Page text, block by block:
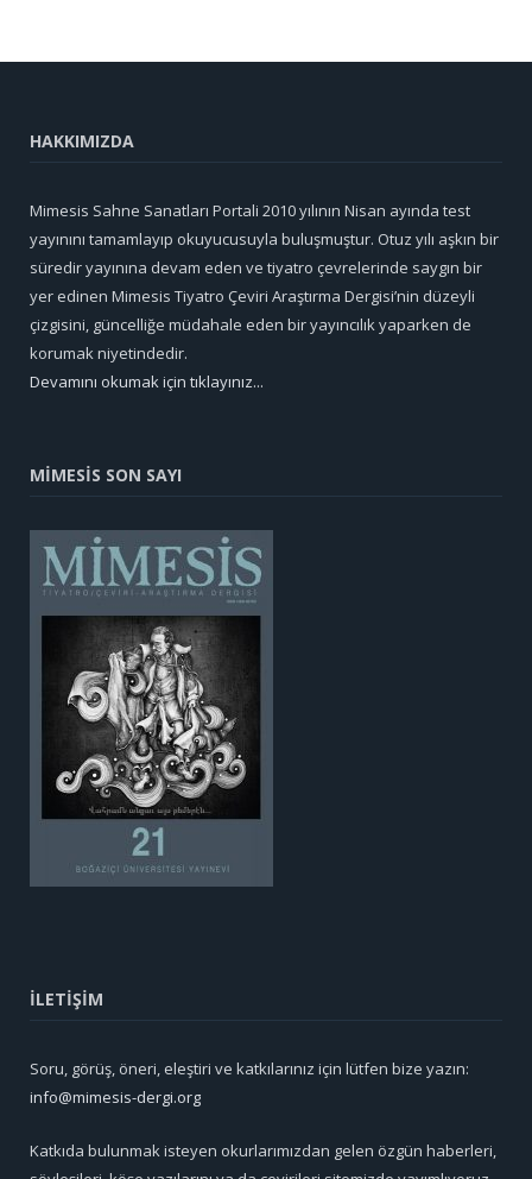
HAKKIMIZDA
Mimesis Sahne Sanatları Portali 2010 yılının Nisan ayında test
yayınını tamamlayıp okuyucusuyla buluşmuştur. Otuz yılı aşkın bir
süredir yayınına devam eden ve tiyatro çevrelerinde saygın bir
yer edinen Mimesis Tiyatro Çeviri Araştırma Dergisi’nin düzeyli
çizgisini, güncelliğe müdahale eden bir yayıncılık yaparken de
korumak niyetindedir.
Devamını okumak için tıklayınız...
MİMESİS SON SAYI
İLETİŞİM
Soru, görüş, öneri, eleştiri ve katkılarınız için lütfen bize yazın:
info@mimesis-dergi.org
Katkıda bulunmak isteyen okurlarımızdan gelen özgün haberleri,